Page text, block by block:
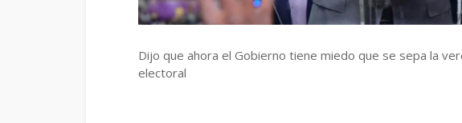
Dijo que ahora el Gobierno tiene miedo que se sepa la
electoral